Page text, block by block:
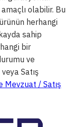
olabilir. Bu
herhangi
sahip
bir
ve
Satış
Mevzuat / Satış